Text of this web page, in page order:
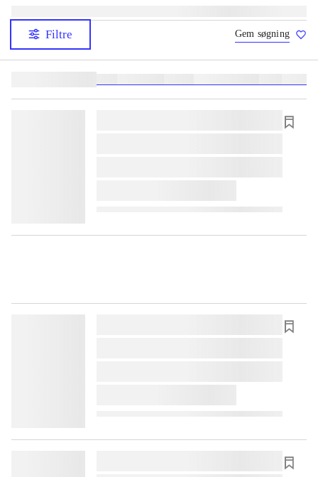
Filtre Gem søgning
lorem ipsum dolor sit amet ...
lorem ipsum dolor sit amet ...
lorem ipsum dolor sit amet ...